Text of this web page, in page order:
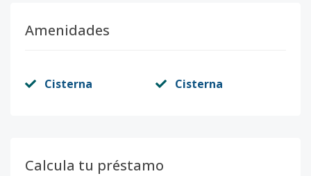
Amenidades
Cisterna Cisterna
Calcula tu préstamo